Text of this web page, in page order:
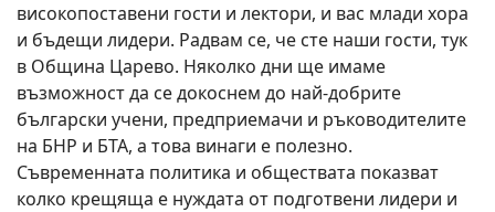
високопоставени гости и лектори, и вас млади хора
и бъдещи лидери. Радвам се, че сте наши гости, тук
в Община Царево. Няколко дни ще имаме
възможност да се докоснем до най-добрите
български учени, предприемачи и ръководителите
на БНР и БТА, а това винаги е полезно.
Съвременната политика и обществата показват
колко крещяща е нуждата от подготвени лидери и